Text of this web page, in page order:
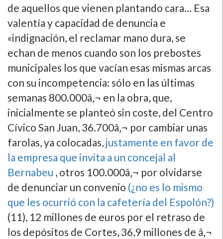
de aquellos que vienen plantando cara… Esa
valentí­a y capacidad de denuncia e
«indignación, el reclamar mano dura, se
echan de menos cuando son los prebostes
municipales los que vací­an esas mismas arcas
con su incompetencia: sólo en las últimas
semanas 800.000â‚¬ en la obra, que,
inicialmente se planteó sin coste, del Centro
Cí­vico San Juan, 36.700â‚¬ por cambiar unas
farolas, ya colocadas, justamente en favor de
la empresa que invita a un concejal al
Bernabeu , otros 100.000â‚¬ por olvidarse
de denunciar un convenio (¿no es lo mismo
que les ocurrió con la cafeterí­a del Espolón?)
(11), 12 millones de euros por el retraso de
los depósitos de Cortes, 36,9 millones de â‚¬